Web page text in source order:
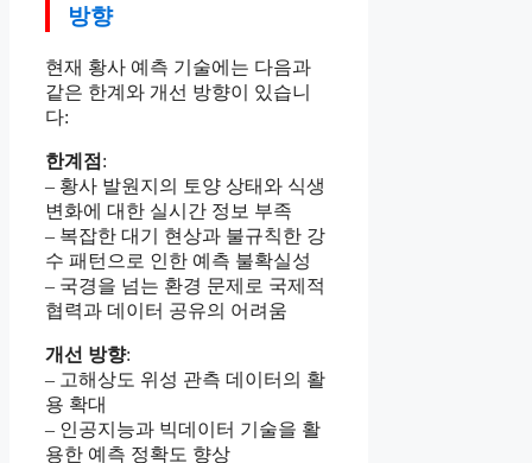
방향
현재 황사 예측 기술에는 다음과
같은 한계와 개선 방향이 있습니
다:
한계점 :
– 황사 발원지의 토양 상태와 식생
변화에 대한 실시간 정보 부족
– 복잡한 대기 현상과 불규칙한 강
수 패턴으로 인한 예측 불확실성
– 국경을 넘는 환경 문제로 국제적
협력과 데이터 공유의 어려움
개선 방향:
– 고해상도 위성 관측 데이터의 활
용 확대
– 인공지능과 빅데이터 기술을 활
용한 예측 정확도 향상